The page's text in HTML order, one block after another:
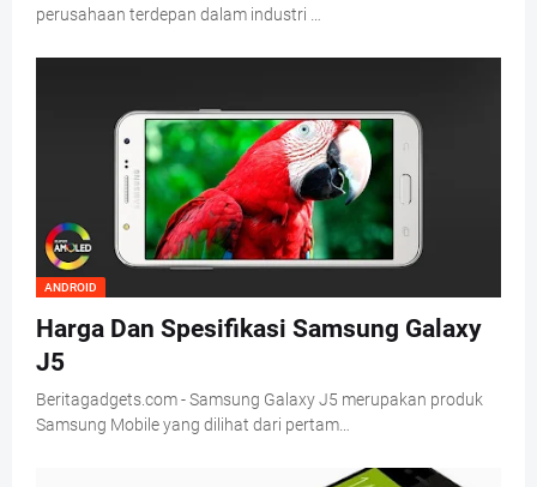
perusahaan terdepan dalam industri …
ANDROID
Harga Dan Spesifikasi Samsung Galaxy
J5
Beritagadgets.com - Samsung Galaxy J5 merupakan produk
Samsung Mobile yang dilihat dari pertam…